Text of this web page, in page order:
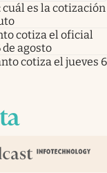
cuál es la cotización
cotiza el oficial
de agosto
cotiza el jueves 6
pestañapestaña
nueva pestaña
en nueva pestaña